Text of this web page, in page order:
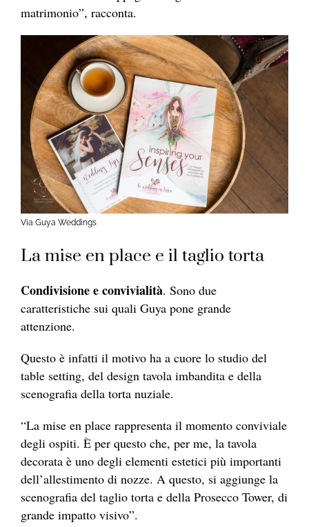
matrimonio”, racconta.
Via Guya Weddings
La mise en place e il taglio torta
Condivisione e convivialità. Sono due
caratteristiche sui quali Guya pone grande
attenzione.
Questo è infatti il motivo ha a cuore lo studio del
table setting, del design tavola imbandita e della
scenografia della torta nuziale.
“La mise en place rappresenta il momento conviviale
degli ospiti. È per questo che, per me, la tavola
decorata è uno degli elementi estetici più importanti
dell’allestimento di nozze. A questo, si aggiunge la
scenografia del taglio torta e della Prosecco Tower, di
grande impatto visivo”.